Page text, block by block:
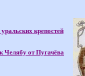
крепостей
Челябу от Пугачёва